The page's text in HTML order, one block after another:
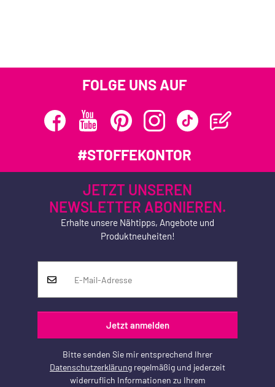
FOLGE UNS AUF
#STOFFEKONTOR
JETZT UNSEREN
NEWSLETTER ABONIEREN.
Erhalte unsere Nähtipps, Angebote und
Produktneuheiten!
Jetzt anmelden
Bitte senden Sie mir entsprechend Ihrer
Datenschutzerklärung regelmäßig und jederzeit
widerruflich Informationen zu Ihrem